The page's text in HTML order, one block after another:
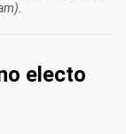
electo